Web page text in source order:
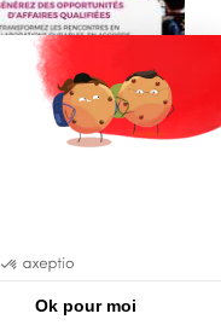
Ok pour moi